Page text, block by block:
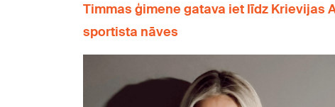
Timmas ģimene gatava iet līdz
sportista nāves